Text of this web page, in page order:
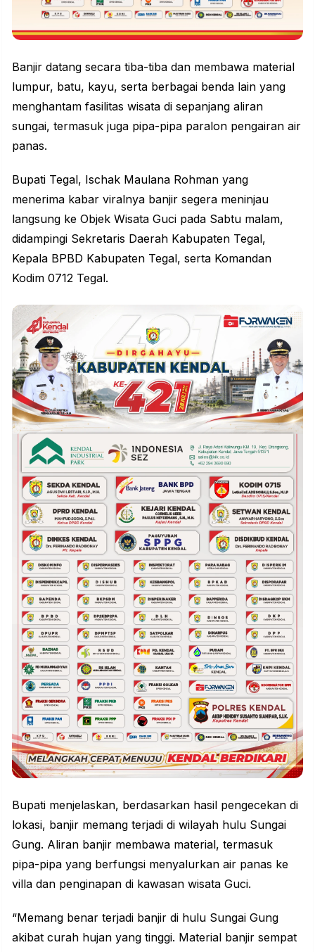
Banjir datang secara tiba-tiba dan membawa material
lumpur, batu, kayu, serta berbagai benda lain yang
menghantam fasilitas wisata di sepanjang aliran
sungai, termasuk juga pipa-pipa paralon pengairan air
panas.
Bupati Tegal, Ischak Maulana Rohman yang
menerima kabar viralnya banjir segera meninjau
langsung ke Objek Wisata Guci pada Sabtu malam,
didampingi Sekretaris Daerah Kabupaten Tegal,
Kepala BPBD Kabupaten Tegal, serta Komandan
Kodim 0712 Tegal.
Bupati menjelaskan, berdasarkan hasil pengecekan di
lokasi, banjir memang terjadi di wilayah hulu Sungai
Gung. Aliran banjir membawa material, termasuk
pipa-pipa yang berfungsi menyalurkan air panas ke
villa dan penginapan di kawasan wisata Guci.
“Memang benar terjadi banjir di hulu Sungai Gung
akibat curah hujan yang tinggi. Material banjir sempat